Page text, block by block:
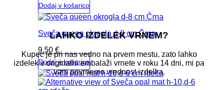
Dodaj v košarico
Sveča queen okrogla d-8 cm Črna
9,50 €
Dodaj v košarico
LAHKO IZDELEK VRNEM?
Kupec je pri nas vedno na prvem mestu, zato lahko
izdelek v originalni embalaži vrnete v roku 14 dni, mi pa
vam povrnemo vrednost izdelka.